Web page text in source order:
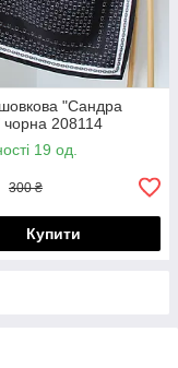
"Сандра
чорна 208114
19 од.
300 ₴
Купити